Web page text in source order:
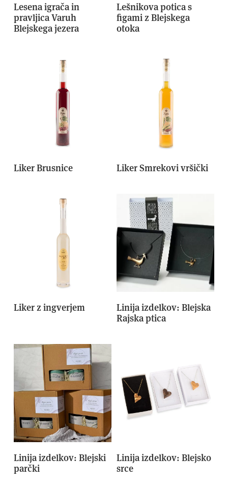
Lesena igrača in
pravljica Varuh
Blejskega jezera
Lešnikova potica s
figami z Blejskega
otoka
Liker Brusnice Liker Smrekovi vršički
Liker z ingverjem
Linija izdelkov: Blejska
Rajska ptica
Linija izdelkov: Blejski
parčki
Linija izdelkov: Blejsko
srce